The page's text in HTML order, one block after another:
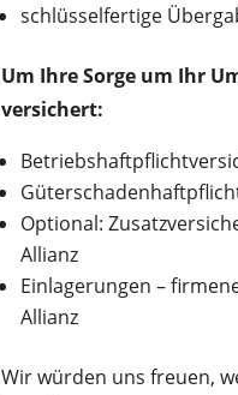
schlüsselfertige
Um Ihre Sorge um Ihr
versichert:
Optional:
Allianz
Einlagerungen –
Allianz
Wir würden uns freuen,